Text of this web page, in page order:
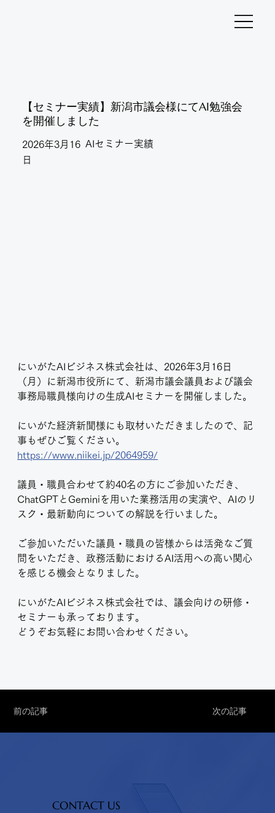
【セミナー実績】新潟市議会様にてAI勉強会
を開催しました
2026年3月16
日
AIセミナー実績
にいがたAIビジネス株式会社は、2026年3月16日
（月）に新潟市役所にて、新潟市議会議員および議会
事務局職員様向けの生成AIセミナーを開催しました。
にいがた経済新聞様にも取材いただきましたので、記
事もぜひご覧ください。
https://www.niikei.jp/2064959/
議員・職員合わせて約40名の方にご参加いただき、
ChatGPTとGeminiを用いた業務活用の実演や、AIのリ
スク・最新動向についての解説を行いました。
ご参加いただいた議員・職員の皆様からは活発なご質
問をいただき、政務活動におけるAI活用への高い関心
を感じる機会となりました。
にいがたAIビジネス株式会社では、議会向けの研修・
セミナーも承っております。
どうぞお気軽にお問い合わせください。
前の記事 次の記事
CONTACT US